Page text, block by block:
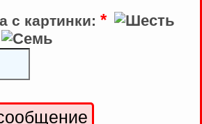
с картинки: *